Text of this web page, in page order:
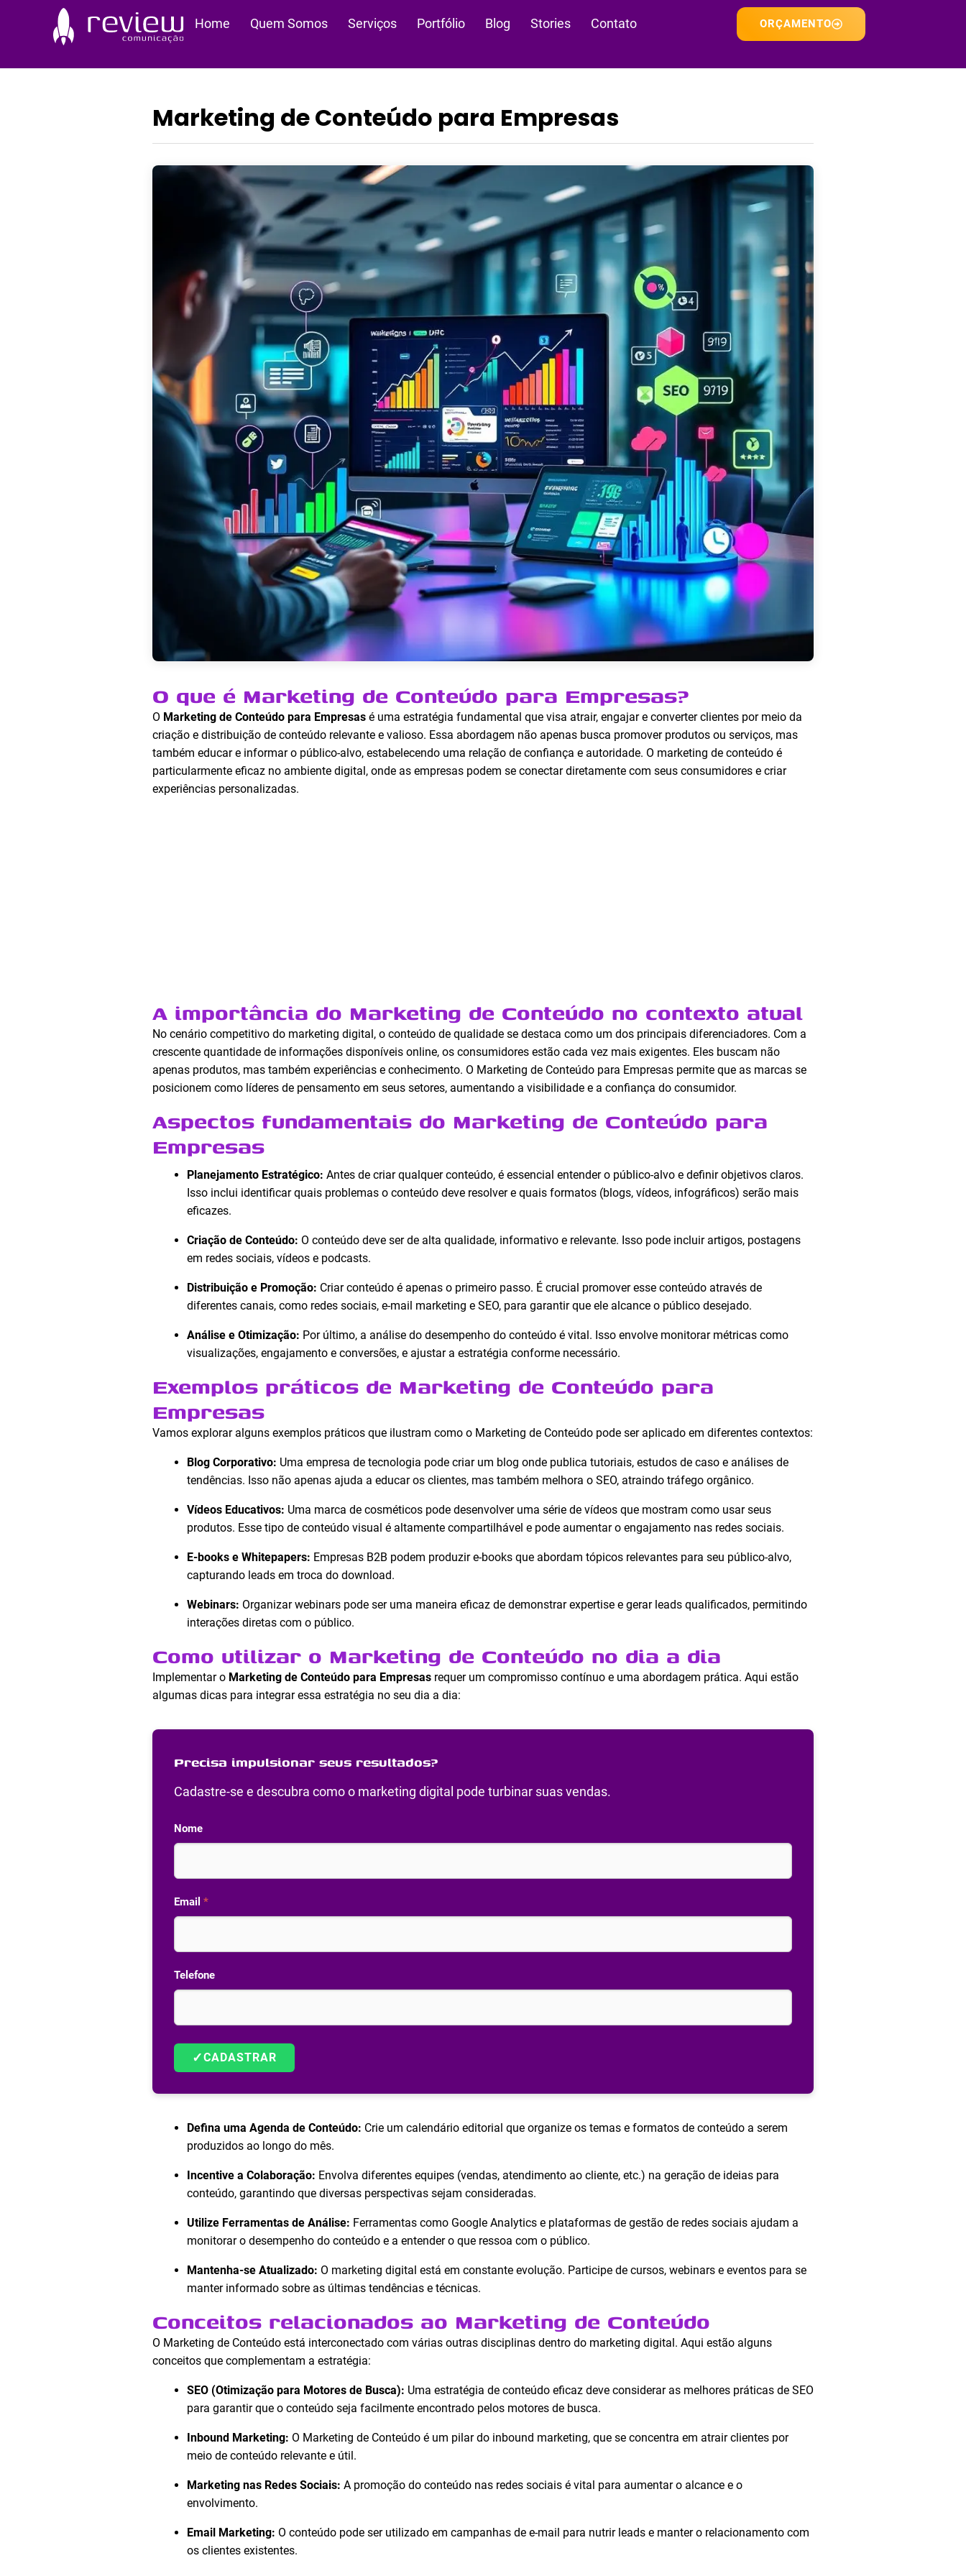
Home Quem Somos Serviços Portfólio Blog Stories Contato ORÇAMENTO
Marketing de Conteúdo para Empresas
O que é Marketing de Conteúdo para Empresas?
O Marketing de Conteúdo para Empresas é uma estratégia fundamental que visa atrair, engajar e converter clientes por meio da
criação e distribuição de conteúdo relevante e valioso. Essa abordagem não apenas busca promover produtos ou serviços, mas
também educar e informar o público-alvo, estabelecendo uma relação de confiança e autoridade. O marketing de conteúdo é
particularmente eficaz no ambiente digital, onde as empresas podem se conectar diretamente com seus consumidores e criar
experiências personalizadas.
A importância do Marketing de Conteúdo no contexto atual
No cenário competitivo do marketing digital, o conteúdo de qualidade se destaca como um dos principais diferenciadores. Com a
crescente quantidade de informações disponíveis online, os consumidores estão cada vez mais exigentes. Eles buscam não
apenas produtos, mas também experiências e conhecimento. O Marketing de Conteúdo para Empresas permite que as marcas se
posicionem como líderes de pensamento em seus setores, aumentando a visibilidade e a confiança do consumidor.
Aspectos fundamentais do Marketing de Conteúdo para
Empresas
Planejamento Estratégico: Antes de criar qualquer conteúdo, é essencial entender o público-alvo e definir objetivos claros.
Isso inclui identificar quais problemas o conteúdo deve resolver e quais formatos (blogs, vídeos, infográficos) serão mais
eficazes.
Criação de Conteúdo: O conteúdo deve ser de alta qualidade, informativo e relevante. Isso pode incluir artigos, postagens
em redes sociais, vídeos e podcasts.
Distribuição e Promoção: Criar conteúdo é apenas o primeiro passo. É crucial promover esse conteúdo através de
diferentes canais, como redes sociais, e-mail marketing e SEO, para garantir que ele alcance o público desejado.
Análise e Otimização: Por último, a análise do desempenho do conteúdo é vital. Isso envolve monitorar métricas como
visualizações, engajamento e conversões, e ajustar a estratégia conforme necessário.
Exemplos práticos de Marketing de Conteúdo para
Empresas
Vamos explorar alguns exemplos práticos que ilustram como o Marketing de Conteúdo pode ser aplicado em diferentes contextos:
Blog Corporativo: Uma empresa de tecnologia pode criar um blog onde publica tutoriais, estudos de caso e análises de
tendências. Isso não apenas ajuda a educar os clientes, mas também melhora o SEO, atraindo tráfego orgânico.
Vídeos Educativos: Uma marca de cosméticos pode desenvolver uma série de vídeos que mostram como usar seus
produtos. Esse tipo de conteúdo visual é altamente compartilhável e pode aumentar o engajamento nas redes sociais.
E-books e Whitepapers: Empresas B2B podem produzir e-books que abordam tópicos relevantes para seu público-alvo,
capturando leads em troca do download.
Webinars: Organizar webinars pode ser uma maneira eficaz de demonstrar expertise e gerar leads qualificados, permitindo
interações diretas com o público.
Como utilizar o Marketing de Conteúdo no dia a dia
Implementar o Marketing de Conteúdo para Empresas requer um compromisso contínuo e uma abordagem prática. Aqui estão
algumas dicas para integrar essa estratégia no seu dia a dia:
Precisa impulsionar seus resultados?
Cadastre-se e descubra como o marketing digital pode turbinar suas vendas.
Nome
Email *
Telefone
✓CADASTRAR
Defina uma Agenda de Conteúdo: Crie um calendário editorial que organize os temas e formatos de conteúdo a serem
produzidos ao longo do mês.
Incentive a Colaboração: Envolva diferentes equipes (vendas, atendimento ao cliente, etc.) na geração de ideias para
conteúdo, garantindo que diversas perspectivas sejam consideradas.
Utilize Ferramentas de Análise: Ferramentas como Google Analytics e plataformas de gestão de redes sociais ajudam a
monitorar o desempenho do conteúdo e a entender o que ressoa com o público.
Mantenha-se Atualizado: O marketing digital está em constante evolução. Participe de cursos, webinars e eventos para se
manter informado sobre as últimas tendências e técnicas.
Conceitos relacionados ao Marketing de Conteúdo
O Marketing de Conteúdo está interconectado com várias outras disciplinas dentro do marketing digital. Aqui estão alguns
conceitos que complementam a estratégia:
SEO (Otimização para Motores de Busca): Uma estratégia de conteúdo eficaz deve considerar as melhores práticas de SEO
para garantir que o conteúdo seja facilmente encontrado pelos motores de busca.
Inbound Marketing: O Marketing de Conteúdo é um pilar do inbound marketing, que se concentra em atrair clientes por
meio de conteúdo relevante e útil.
Marketing nas Redes Sociais: A promoção do conteúdo nas redes sociais é vital para aumentar o alcance e o
envolvimento.
Email Marketing: O conteúdo pode ser utilizado em campanhas de e-mail para nutrir leads e manter o relacionamento com
os clientes existentes.